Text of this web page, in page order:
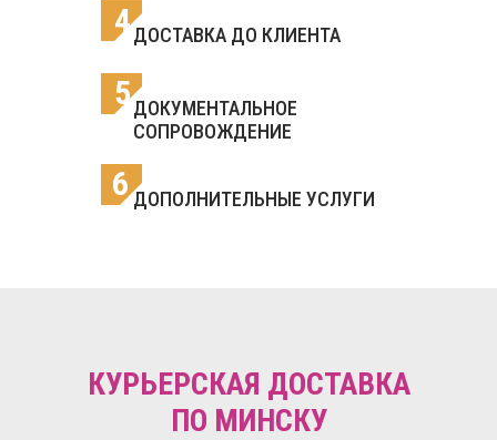
4ДОСТАВКА ДО КЛИЕНТА
5ДОКУМЕНТАЛЬНОЕ
СОПРОВОЖДЕНИЕ
6 ДОПОЛНИТЕЛЬНЫЕ УСЛУГИ
КУРЬЕРСКАЯ ДОСТАВКА
ПО МИНСКУ